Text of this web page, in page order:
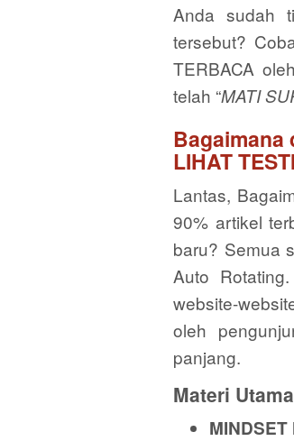
Anda sudah
tersebut?
TERBACA
telah “MATI
Bagaimana
LIHAT
Lantas,
90% artikel
baru? Semua
Auto
website-
oleh
panjang.
Materi
MINDSET